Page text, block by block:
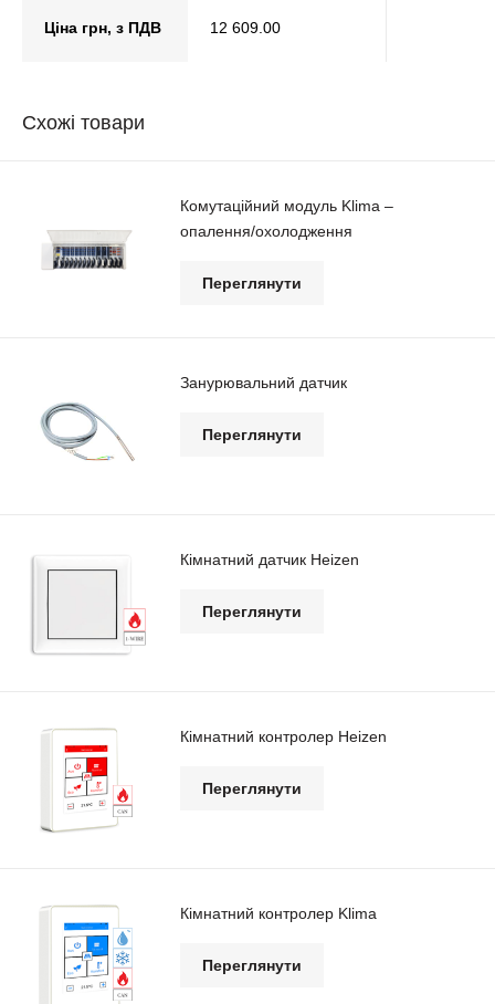
Ціна грн, з ПДВ 12 609.00
Схожі товари
Комутаційний модуль Klima –
опалення/охолодження
Переглянути
Занурювальний датчик
Переглянути
Кімнатний датчик Heizen
Переглянути
Кімнатний контролер Heizen
Переглянути
Кімнатний контролер Klima
Переглянути